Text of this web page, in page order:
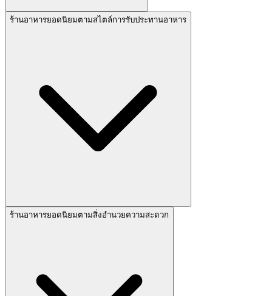
ร้านอาหารยอดนิยมตามสไตล์การรับประทานอาหาร
ร้านอาหารยอดนิยมตามสิ่งอำนวยความสะดวก